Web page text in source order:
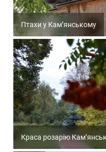
Птахи у Кам’янському
Краса розарію